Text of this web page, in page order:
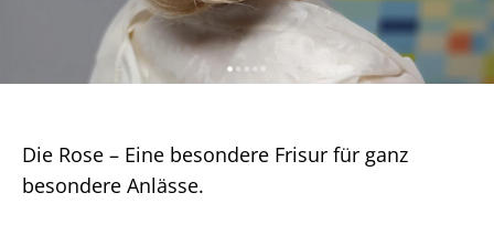
Die Rose – Eine besondere Frisur für ganz
besondere Anlässe.